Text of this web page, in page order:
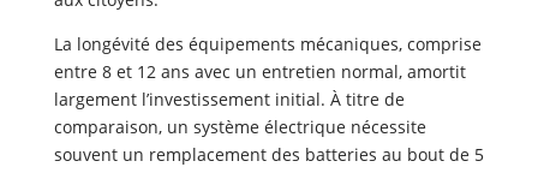
La longévité des équipements mécaniques, comprise
entre 8 et 12 ans avec un entretien normal, amortit
largement l’investissement initial. À titre de
comparaison, un système électrique nécessite
souvent un remplacement des batteries au bout de 5